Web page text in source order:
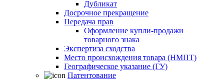
Дубликат
Досрочное прекращение
Передача прав
Оформление купли-продажи
товарного знака
Экспертиза сходства
Место происхождения товара (НМПТ)
Географическое указание (ГУ)
Патентование